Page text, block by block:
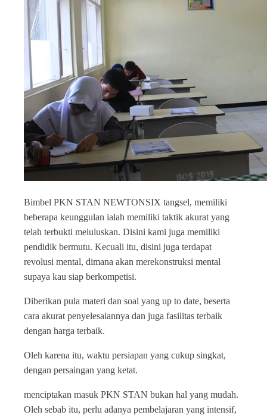
Bimbel PKN STAN NEWTONSIX tangsel, memiliki
beberapa keunggulan ialah memiliki taktik akurat yang
telah terbukti meluluskan. Disini kami juga memiliki
pendidik bermutu. Kecuali itu, disini juga terdapat
revolusi mental, dimana akan merekonstruksi mental
supaya kau siap berkompetisi.
Diberikan pula materi dan soal yang up to date, beserta
cara akurat penyelesaiannya dan juga fasilitas terbaik
dengan harga terbaik.
Oleh karena itu, waktu persiapan yang cukup singkat,
dengan persaingan yang ketat.
menciptakan masuk PKN STAN bukan hal yang mudah.
Oleh sebab itu, perlu adanya pembelajaran yang intensif,